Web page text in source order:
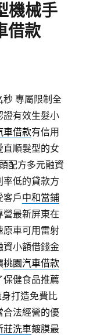
機械手
借款
秒 專屬限制全
證有效生髮小
車借款有信用
直順髮型的女
配方多元融資
率低的貸款方
客戶中和當鋪
最新屏東在
原車可用雷射
資小額借錢金
桃園汽車借款
保健食品推薦
打造免費比
合法經營的優
莊洗車鍍膜最